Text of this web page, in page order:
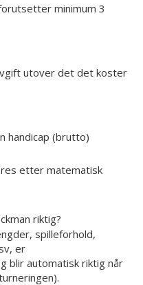
minimum 3
utover det det koster
handicap (brutto)
etter matematisk
riktig?
spilleforhold,
er
blir automatisk riktig når